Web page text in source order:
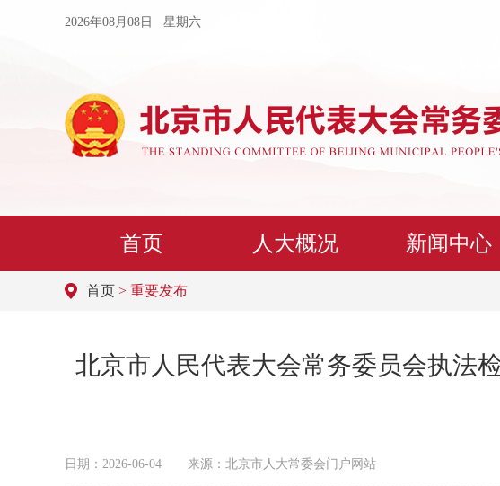
2026年08月08日 星期六
首页 人大概况 新闻中心
首页 > 重要发布
北京市人民代表大会常务委员会执法
日期：2026-06-04 来源：北京市人大常委会门户网站